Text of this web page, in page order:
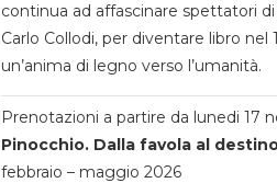
continua ad affascinare spettatori
Carlo Collodi, per diventare libro
un’anima di legno verso l’umanità.
Prenotazioni a partire da lunedi 17
Pinocchio. Dalla favola al
febbraio – maggio 2026